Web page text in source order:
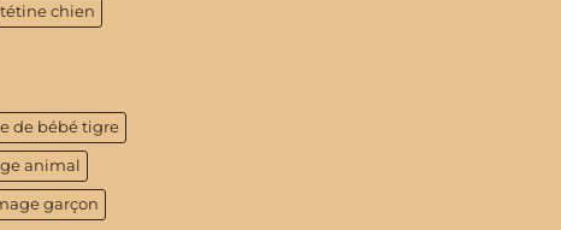
tétine chien
de bébé tigre
animal
garçon